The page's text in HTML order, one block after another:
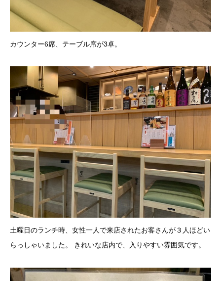
カウンター6席、テーブル席が3卓。
土曜日のランチ時、女性一人で来店されたお客さんが３人ほどい
らっしゃいました。 きれいな店内で、入りやすい雰囲気です。